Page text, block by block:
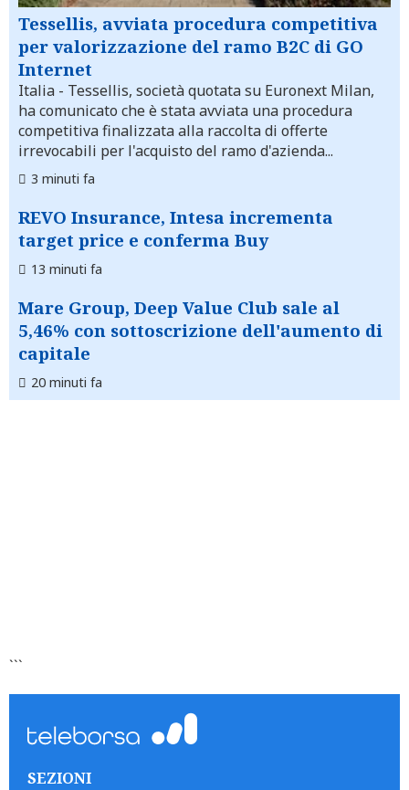
Tessellis, avviata procedura competitiva
per valorizzazione del ramo B2C di GO
Internet
Italia - Tessellis, società quotata su Euronext Milan,
ha comunicato che è stata avviata una procedura
competitiva finalizzata alla raccolta di offerte
irrevocabili per l'acquisto del ramo d'azienda...
3 minuti fa
REVO Insurance, Intesa incrementa
target price e conferma Buy
13 minuti fa
Mare Group, Deep Value Club sale al
5,46% con sottoscrizione dell'aumento di
capitale
20 minuti fa
```
SEZIONI